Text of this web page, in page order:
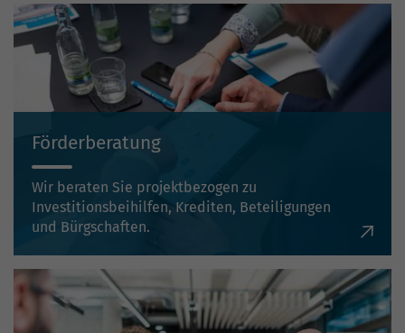
Förderberatung
Wir beraten Sie projektbezogen zu
Investitionsbeihilfen, Krediten, Beteiligungen
und Bürgschaften.